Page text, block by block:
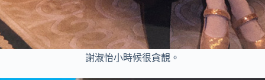
謝淑怡小時候很貪靚。